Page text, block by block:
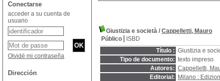
Giustizia e società / Cappelletti, Mauro
Público
ISBD
Título : Giustizia e
Tipo de documento: texto impreso
Autores: Cappelletti,
Editorial:
Milano :
Conectarse
acceder a su cuenta de
usuario
Olvidé mi contraseña
Dirección